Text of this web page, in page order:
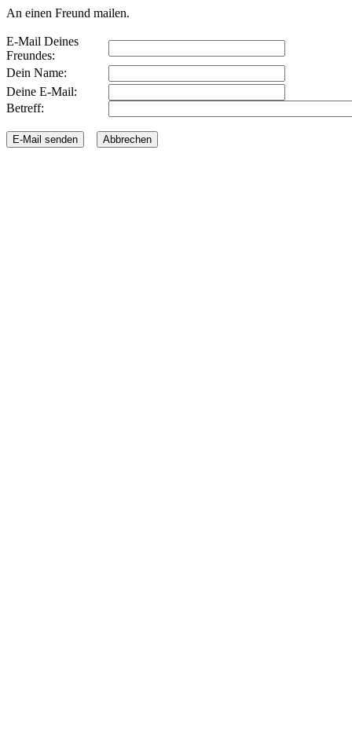
An einen Freund mailen.
E-Mail Deines
Freundes:
Dein Name:
Deine E-Mail:
Betreff: